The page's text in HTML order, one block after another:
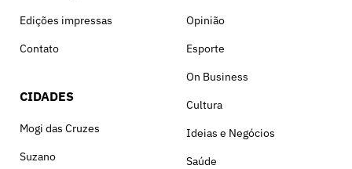
Edições impressas
Contato
CIDADES
Mogi das Cruzes
Suzano
Opinião
Esporte
On Business
Cultura
Ideias e Negócios
Saúde